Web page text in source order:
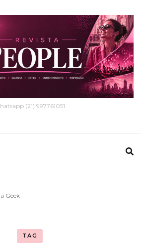
(21) 997761051
Geek
TAG